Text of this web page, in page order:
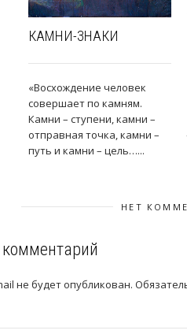
КАМНИ-ЗНАКИ
«Восхождение человек
совершает по камням.
Камни – ступени, камни –
отправная точка, камни –
путь и камни – цель…...
НЕТ
не будет опубликован.